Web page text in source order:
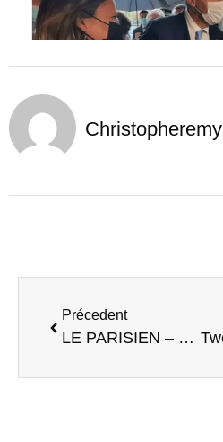
Christopheremy
Précedent
LE PARISIEN – OCTOBRE 2021